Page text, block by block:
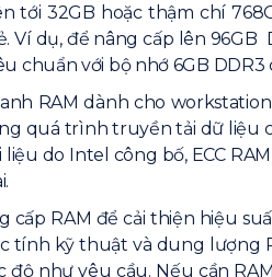
tới 32GB hoặc thậm chí
dụ, để nâng cấp lên 96GB
với bộ nhớ 6GB DDR3
RAM dành cho
quá trình truyền tải dữ
do Intel công bố, ECC
RAM để cải thiện hiệu
kỹ thuật và dung lượng
như yêu cầu. Nếu cần